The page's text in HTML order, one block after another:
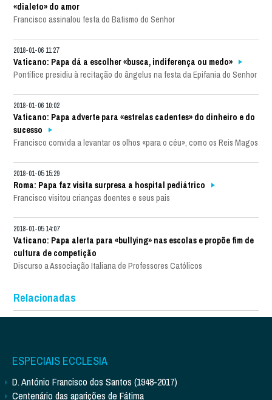
«dialeto» do amor
Francisco assinalou festa do Batismo do Senhor
2018-01-06 11:27
Vaticano: Papa dá a escolher «busca, indiferença ou medo»
Pontífice presidiu à recitação do ângelus na festa da Epifania do Senhor
2018-01-06 10:02
Vaticano: Papa adverte para «estrelas cadentes» do dinheiro e do
sucesso
Francisco convida a levantar os olhos «para o céu», como os Reis Magos
2018-01-05 15:29
Roma: Papa faz visita surpresa a hospital pediátrico
Francisco visitou crianças doentes e seus pais
2018-01-05 14:07
Vaticano: Papa alerta para «bullying» nas escolas e propõe fim de
cultura de competição
Discurso a Associação Italiana de Professores Católicos
Relacionadas
ESPECIAIS ECCLESIA
D. António Francisco dos Santos (1948-2017)
Centenário das aparições de Fátima